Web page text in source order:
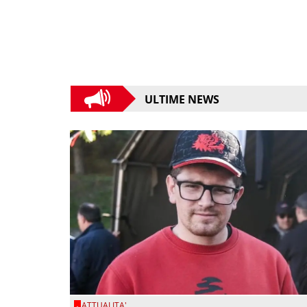
ULTIME NEWS